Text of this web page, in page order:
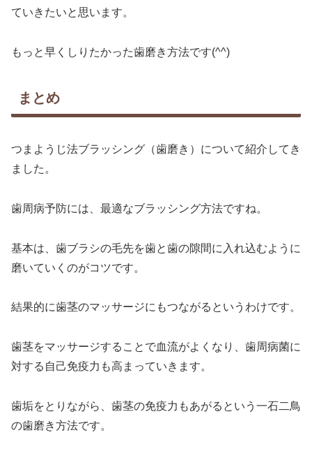
ていきたいと思います。
もっと早くしりたかった歯磨き方法です(^^)
まとめ
つまようじ法ブラッシング（歯磨き）について紹介してき
ました。
歯周病予防には、最適なブラッシング方法ですね。
基本は、歯ブラシの毛先を歯と歯の隙間に入れ込むように
磨いていくのがコツです。
結果的に歯茎のマッサージにもつながるというわけです。
歯茎をマッサージすることで血流がよくなり、歯周病菌に
対する自己免疫力も高まっていきます。
歯垢をとりながら、歯茎の免疫力もあがるという一石二鳥
の歯磨き方法です。